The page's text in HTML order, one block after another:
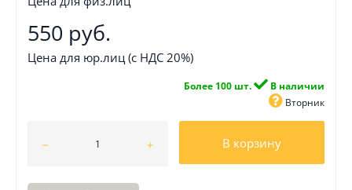
550 руб.
Цена для юр.лиц (с НДС 20%)
Более 100 шт.
В наличии
Вторник
В корзину